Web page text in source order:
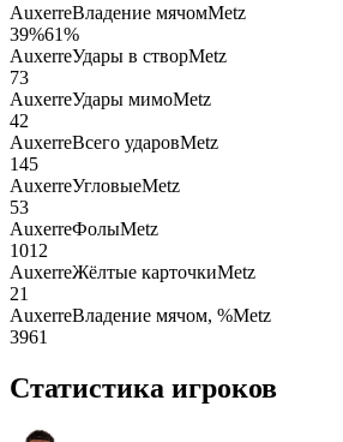
AuxerreВладение мячомMetz
39%61%
AuxerreУдары в створMetz
73
AuxerreУдары мимоMetz
42
AuxerreВсего ударовMetz
145
AuxerreУгловыеMetz
53
AuxerreФолыMetz
1012
AuxerreЖёлтые карточкиMetz
21
AuxerreВладение мячом, %Metz
3961
Статистика игроков